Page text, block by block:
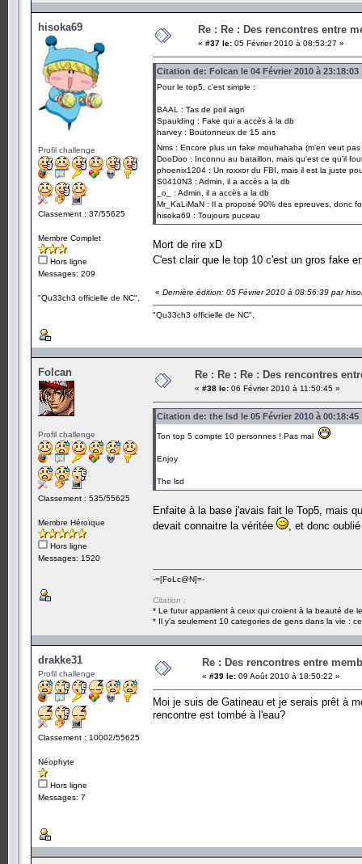
hisoka69
Profil challenge
Classement : 37/55625
Membre Complet
Hors ligne
Messages: 209
"Qu33ch3 officielle de NC".
Re : Re : Des rencontres entre
« #37 le: 05 Février 2010 à 08:53:27 »
Citation de: Folcan le 04 Février 2010 à 23:18:03
Pour le top5, c'est simple :
BAAL : Tas de poil aigri
Spaulding : Fake qui a accès à la db
harvey : Boutonneux de 15 ans
Nms : Encore plus un fake mouhahaha (m'en veut
DooDoo : Inconnu au bataillon, mais qu'est ce qu'il
phoenix1204 : Un roxxor du FBI, mais il est la juste
S0410N3 : Admin, il a accès a la db
_o_ : Admin, il a accès a la db
Mr_KaLiMaN : Il a proposé 90% des epreuves, donc
hisoka69 : Toujours puceau
Mort de rire xD
C'est clair que le top 10 c'est un gros fake
« Dernière édition: 05 Février 2010 à 08:56:39 par
"Qu33ch3 officielle de NC".
Folcan
Profil challenge
Classement : 535/55625
Membre Héroïque
Hors ligne
Messages: 1520
Re : Re : Re : Des rencontres
« #38 le: 06 Février 2010 à 11:50:45 »
Citation de: the lsd le 05 Février 2010 à 00:18:45
Ton top 5 compte 10 personnes ! Pas mal
Enjoy
The lsd
Enfaite à la base j'avais fait le Top5, mais
devait connaitre la véritée
, et donc
-=[FoLc@N]=-
Citation :
* Le futur appartient à ceux qui croient à la beauté de
* Il y'a seulement 10 categories de gens dans la vie :
drakke31
Profil challenge
Classement : 10002/55625
Néophyte
Hors ligne
Messages: 7
Re : Des rencontres entre
« #39 le: 09 Août 2010 à 18:50:22 »
Moi je suis de Gatineau et je serais prêt à
rencontre est tombé à l'eau?